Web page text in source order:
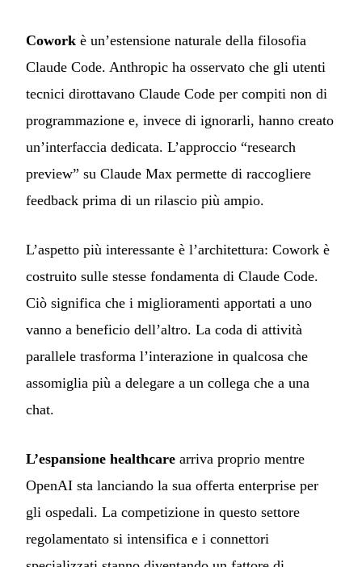
Cowork è un’estensione naturale della filosofia
Claude Code. Anthropic ha osservato che gli utenti
tecnici dirottavano Claude Code per compiti non di
programmazione e, invece di ignorarli, hanno creato
un’interfaccia dedicata. L’approccio “research
preview” su Claude Max permette di raccogliere
feedback prima di un rilascio più ampio.
L’aspetto più interessante è l’architettura: Cowork è
costruito sulle stesse fondamenta di Claude Code.
Ciò significa che i miglioramenti apportati a uno
vanno a beneficio dell’altro. La coda di attività
parallele trasforma l’interazione in qualcosa che
assomiglia più a delegare a un collega che a una
chat.
L’espansione healthcare arriva proprio mentre
OpenAI sta lanciando la sua offerta enterprise per
gli ospedali. La competizione in questo settore
regolamentato si intensifica e i connettori